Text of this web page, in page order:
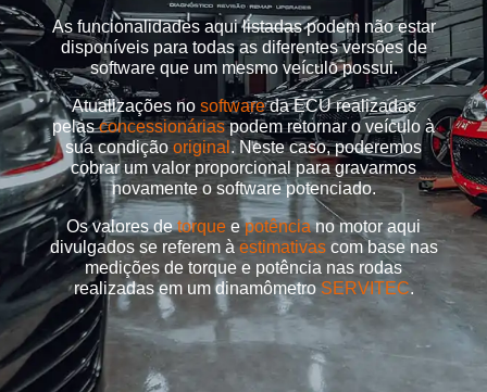
As funcionalidades aqui listadas podem não estar
disponíveis para todas as diferentes versões de
software que um mesmo veículo possui.
Atualizações no softwareda ECU realizadas
pelasconcessionáriaspodem retornar o veículo à
sua condição original . Neste caso, poderemos
cobrar um valor proporcional para gravarmos
novamente o software potenciado.
Os valores detorque epotênciano motor aqui
divulgados se referem àestimativascom base nas
medições de torque e potência nas rodas
realizadas em um dinamômetro SERVITEC.